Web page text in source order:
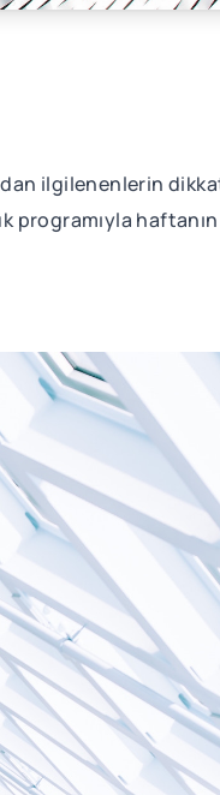
ilgilenenlerin
programıyla